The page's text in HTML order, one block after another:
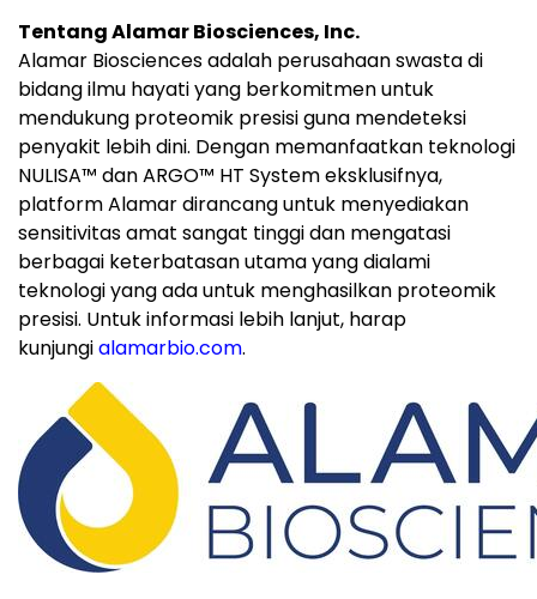
Tentang Alamar Biosciences, Inc.
Alamar Biosciences adalah perusahaan swasta di
bidang ilmu hayati yang berkomitmen untuk
mendukung proteomik presisi guna mendeteksi
penyakit lebih dini. Dengan memanfaatkan teknologi
NULISA™ dan ARGO™ HT System eksklusifnya,
platform Alamar dirancang untuk menyediakan
sensitivitas amat sangat tinggi dan mengatasi
berbagai keterbatasan utama yang dialami
teknologi yang ada untuk menghasilkan proteomik
presisi. Untuk informasi lebih lanjut, harap
kunjungialamarbio.com.